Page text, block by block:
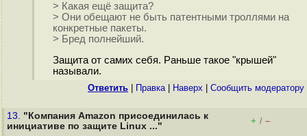
> Какая ещё защита?
> Они обещают не быть патентными троллями на
конкретные пакеты.
> Бред полнейший.
Защита от самих себя. Раньше такое "крышей"
называли.
Ответить Правка| Наверх Cообщить модератору
13. "Компания Amazon присоединилась к
инициативе по защите Linux ..."
+ / –